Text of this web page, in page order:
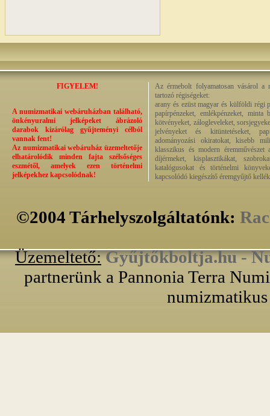
FIGYELEM!
A numizmatikai webáruházban található,
önkényuralmi jelképeket ábrázoló
darabok kizárólag gyűjteményi célból
vannak fent!
Az numizmatikai webáruház üzemeltetője
elhatárolódik minden fajta szélsőséges
eszmétől, amelyek ezen történelmi
jelképekhez kapcsolódnak!
Az érmebolt folyamatosan vásárol a
tartozó régiségeket:
arany és ezüst magyar és külföldi régi
papírpénzeket, emlékpénzeket, minta
kötvényeket, zálogleveleket,
jelvényeket és kitüntetéseket,
adományozási okiratokat, kisebb
klasszikus és modern éremművészet
díjérmeket, kisplasztikákat,
katalógusokat és történelmi
kapcsolódó kiegészítő éremgyűjtő
©2004 Tárhelyszolgáltatónk:
Üzemeltető: Gyűjtőkboltja.hu -
partnerünk a Pannonia Terra
numizmatikus